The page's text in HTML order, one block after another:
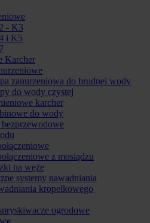
- K3
i K5
Karcher
zanurzeniowa do brudnej wody
do wody czystej
karcher
do wody
z mosiądzu
na węże
systemy nawadniania
kropelkowego
ogrodowe